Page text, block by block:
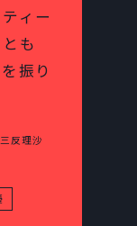
ィー
も
振り
反理沙